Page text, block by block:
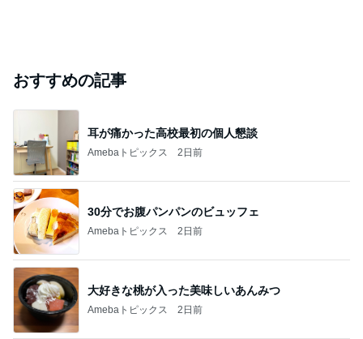
おすすめの記事
耳が痛かった高校最初の個人懇談
Amebaトピックス 2日前
30分でお腹パンパンのビュッフェ
Amebaトピックス 2日前
大好きな桃が入った美味しいあんみつ
Amebaトピックス 2日前